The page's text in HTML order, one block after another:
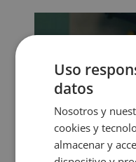
Uso
datos
Nosotros y
cookies y
almacenar y